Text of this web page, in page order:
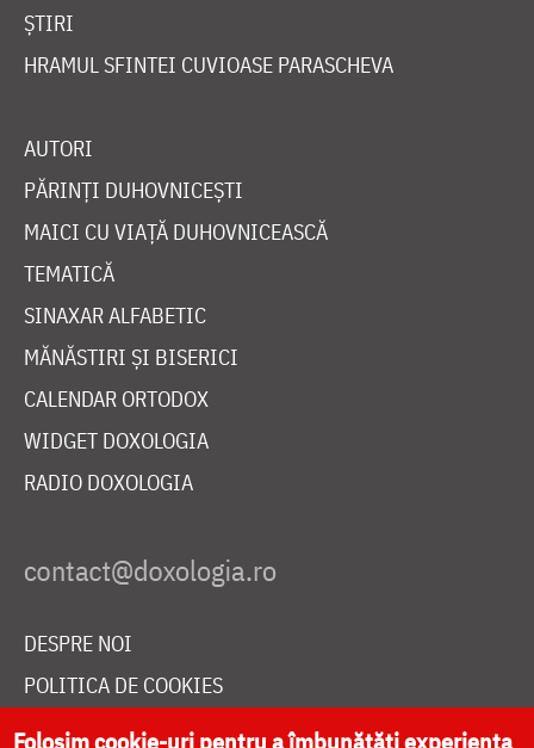
ȘTIRI
HRAMUL SFINTEI CUVIOASE PARASCHEVA
AUTORI
PĂRINȚI DUHOVNICEȘTI
MAICI CU VIAȚĂ DUHOVNICEASCĂ
TEMATICĂ
SINAXAR ALFABETIC
MĂNĂSTIRI ȘI BISERICI
CALENDAR ORTODOX
WIDGET DOXOLOGIA
RADIO DOXOLOGIA
DESPRE NOI
POLITICA DE COOKIES
DONEAZĂ ONLINE PENTRU CATEDRALA NAȚIONALĂ
Folosim cookie-uri pentru a îmbunătăți experiența